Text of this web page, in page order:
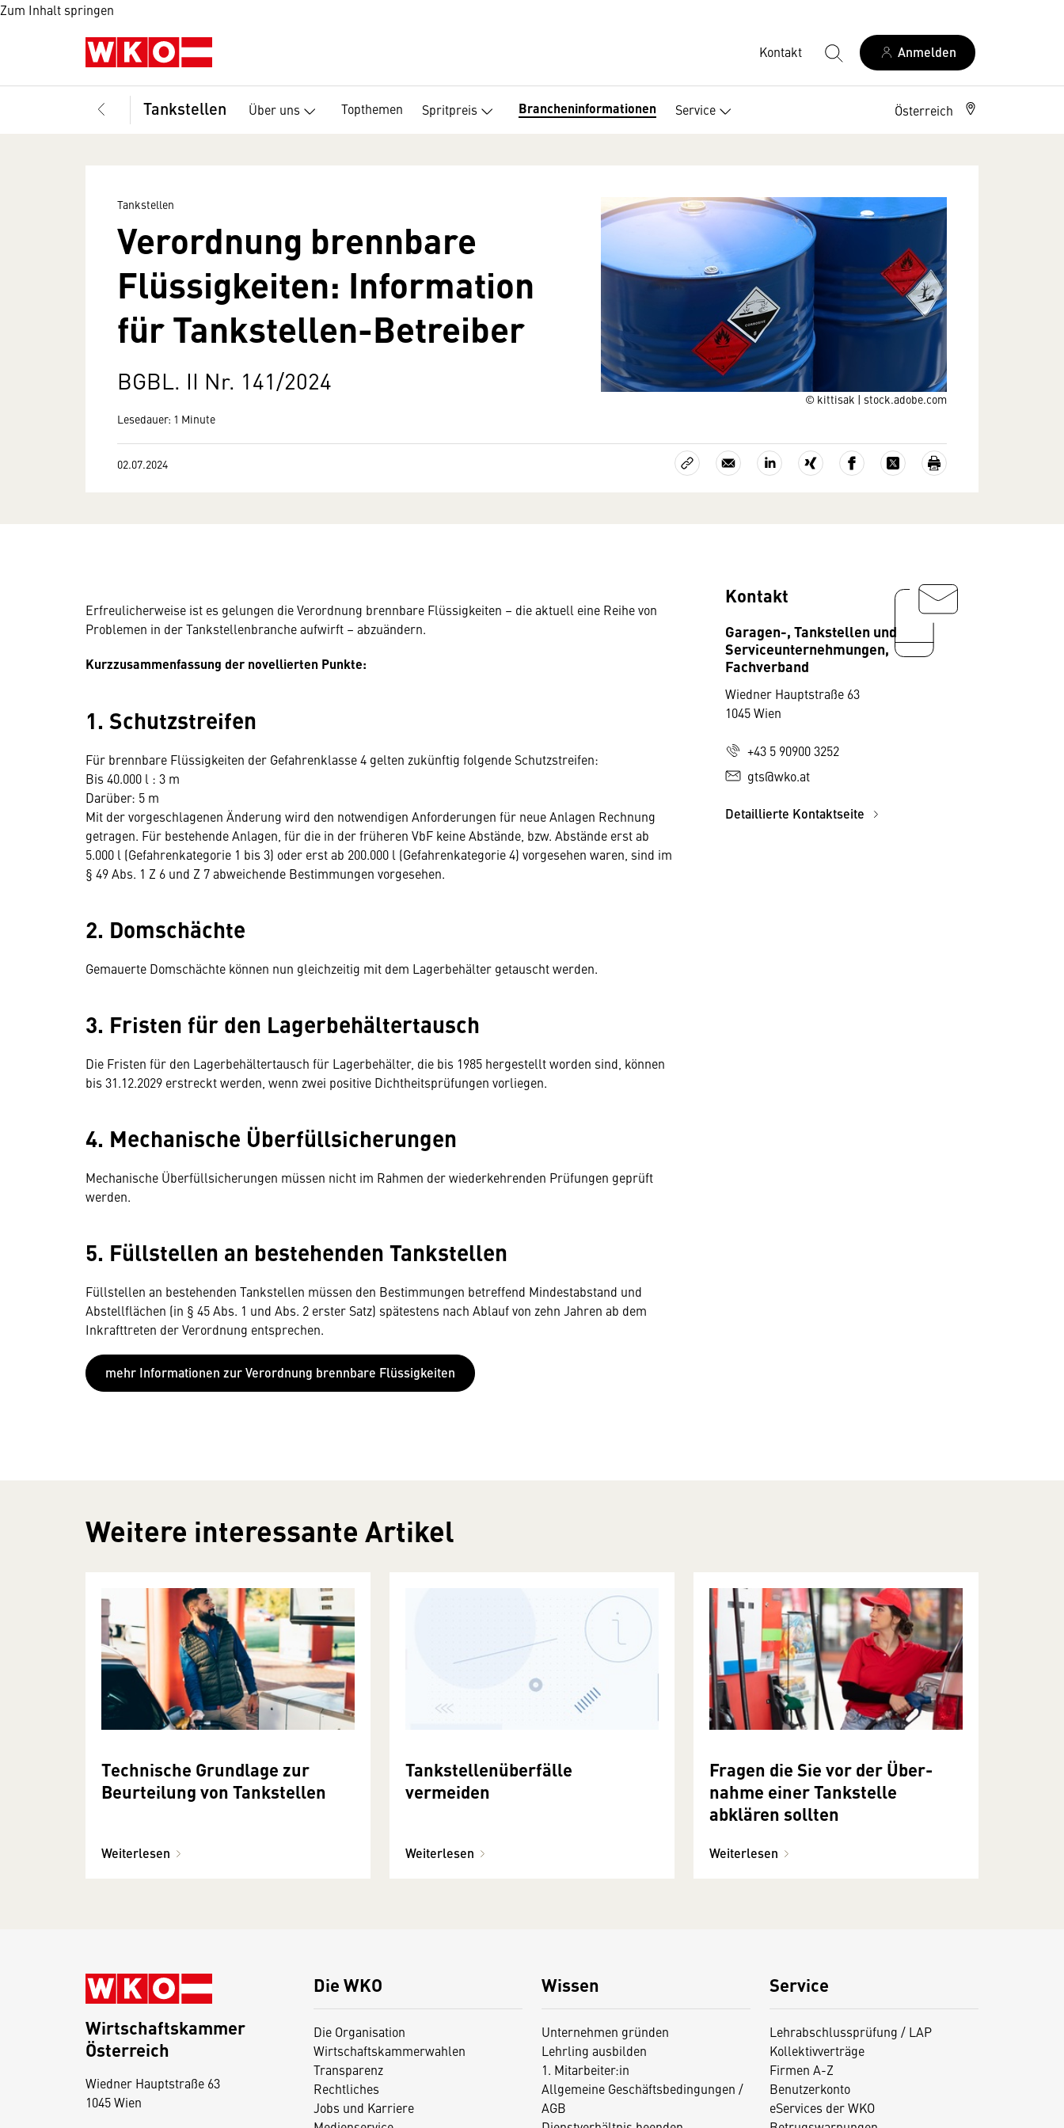
Zum Inhalt springen
Kontakt Anmelden
Tankstellen Über uns Topthemen Spritpreis Brancheninformationen Service Österreich
© kittisak | stock.adobe.com
Tankstellen
Verordnung brennbare
Flüssigkeiten: Information
für Tankstellen-Betreiber
BGBL. II Nr. 141/2024
Lesedauer: 1 Minute
02.07.2024
Erfreulicherweise ist es gelungen die Verordnung brennbare Flüssigkeiten – die aktuell eine Reihe von
Problemen in der Tankstellenbranche aufwirft – abzuändern.
Kurzzusammenfassung der novellierten Punkte:
1. Schutzstreifen
Für brennbare Flüssigkeiten der Gefahrenklasse 4 gelten zukünftig folgende Schutzstreifen:
Bis 40.000 l : 3 m
Darüber: 5 m
Mit der vorgeschlagenen Änderung wird den notwendigen Anforderungen für neue Anlagen Rechnung
getragen. Für bestehende Anlagen, für die in der früheren VbF keine Abstände, bzw. Abstände erst ab
5.000 l (Gefahrenkategorie 1 bis 3) oder erst ab 200.000 l (Gefahrenkategorie 4) vorgesehen waren, sind im
§ 49 Abs. 1 Z 6 und Z 7 abweichende Bestimmungen vorgesehen.
2. Domschächte
Gemauerte Domschächte können nun gleichzeitig mit dem Lagerbehälter getauscht werden.
3. Fristen für den Lagerbehältertausch
Die Fristen für den Lagerbehältertausch für Lagerbehälter, die bis 1985 hergestellt worden sind, können
bis 31.12.2029 erstreckt werden, wenn zwei positive Dichtheitsprüfungen vorliegen.
4. Mechanische Überfüllsicherungen
Mechanische Überfüllsicherungen müssen nicht im Rahmen der wiederkehrenden Prüfungen geprüft
werden.
5. Füllstellen an bestehenden Tankstellen
Füllstellen an bestehenden Tankstellen müssen den Bestimmungen betreffend Mindestabstand und
Abstellflächen (in § 45 Abs. 1 und Abs. 2 erster Satz) spätestens nach Ablauf von zehn Jahren ab dem
Inkrafttreten der Verordnung entsprechen.
mehr Informationen zur Verordnung brennbare Flüssigkeiten
Kontakt
Garagen-, Tankstellen und
Serviceunternehmungen,
Fachverband
Wiedner Hauptstraße 63
1045 Wien
+43 5 90900 3252
gts@wko.at
Detaillierte Kontaktseite
Weitere interessante Artikel
Technische Grundlage zur
Beurteilung von Tankstellen
Weiterlesen
Tankstellenüberfälle
vermeiden
Weiterlesen
Fragen die Sie vor der Über­
nahme einer Tankstelle
abklären sollten
Weiterlesen
Die WKO
Die Organisation
Wirtschaftskammerwahlen
Transparenz
Rechtliches
Jobs und Karriere
Wissen
Unternehmen gründen
Lehrling ausbilden
1. Mitarbeiter:in
Allgemeine Geschäftsbedingungen /
AGB
Service
Lehrabschlussprüfung / LAP
Kollektivverträge
Firmen A-Z
Benutzerkonto
eServices der WKO
Wirtschaftskammer
Österreich
Wiedner Hauptstraße 63
1045 Wien